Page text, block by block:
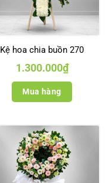
Kệ hoa chia buồn 270
1.300.000₫
Mua hàng